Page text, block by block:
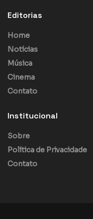
Editorias
Home
Notícias
Música
Cinema
Contato
Institucional
Sobre
Política de Privacidade
Contato